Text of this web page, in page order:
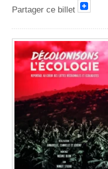
Partager ce billet